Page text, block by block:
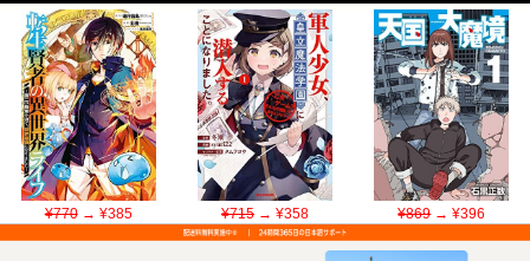
¥770→ ¥385 ¥715→ ¥358 ¥869→ ¥396